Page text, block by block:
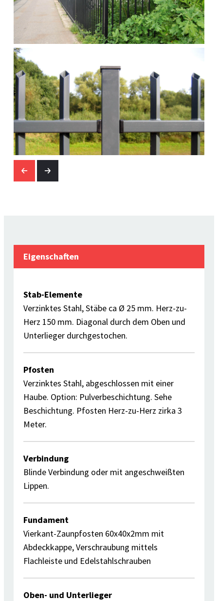
Eigenschaften
Stab-Elemente
Verzinktes Stahl, Stäbe ca Ø 25 mm. Herz-zu-
Herz 150 mm. Diagonal durch dem Oben und
Unterlieger durchgestochen.
Pfosten
Verzinktes Stahl, abgeschlossen mit einer
Haube. Option: Pulverbeschichtung. Sehe
Beschichtung. Pfosten Herz-zu-Herz zirka 3
Meter.
Verbindung
Blinde Verbindung oder mit angeschweißten
Lippen.
Fundament
Vierkant-Zaunpfosten 60x40x2mm mit
Abdeckkappe, Verschraubung mittels
Flachleiste und Edelstahlschrauben
Oben- und Unterlieger